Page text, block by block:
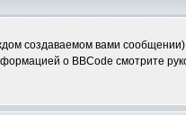
создаваемом вами
о BBCode смотрите